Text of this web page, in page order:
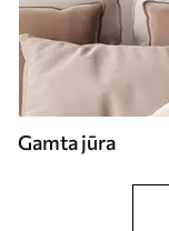
Gamta jūra